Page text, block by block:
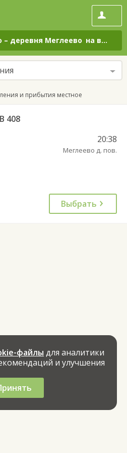
– деревня Меглеево на все дни
и прибытия местное
408
20:38
Меглеево д. пов.
Выбрать
файлы для аналитики
и улучшения